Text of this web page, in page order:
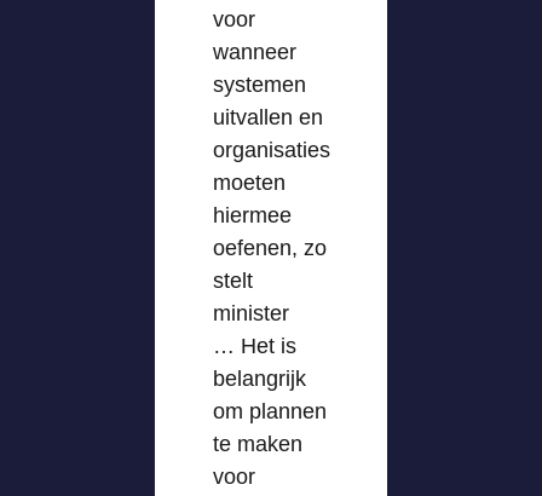
voor
wanneer
systemen
uitvallen en
organisaties
moeten
hiermee
oefenen, zo
stelt
minister
… Het is
belangrijk
om plannen
te maken
voor